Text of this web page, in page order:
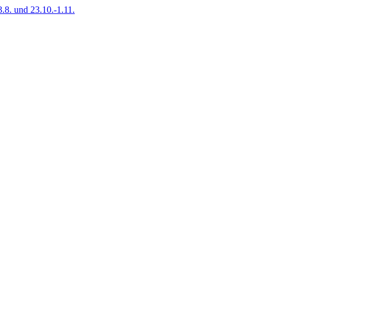
und 23.10.-1.11.